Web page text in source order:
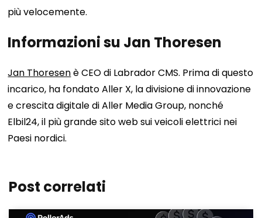
più velocemente.
Informazioni su Jan Thoresen
Jan Thoresenè CEO di Labrador CMS. Prima di questo
incarico, ha fondato Aller X, la divisione di innovazione
e crescita digitale di Aller Media Group, nonché
Elbil24, il più grande sito web sui veicoli elettrici nei
Paesi nordici.
Post correlati